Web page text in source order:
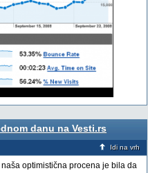
danu na Vesti.rs
Idi na vrh
optimistična procena je bila da